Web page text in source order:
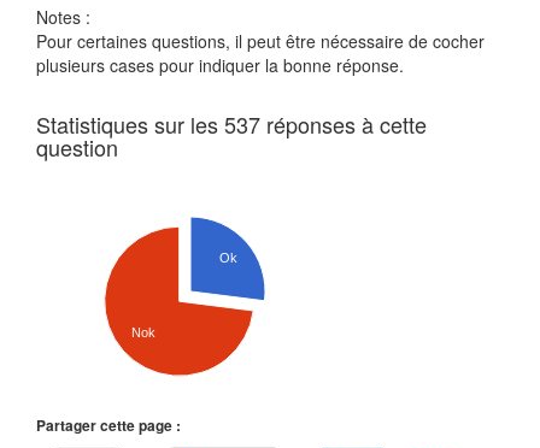
Notes :
Pour certaines questions, il peut être nécessaire de cocher
plusieurs cases pour indiquer la bonne réponse.
Statistiques sur les 537 réponses à cette
question
Ok
Nok
Partager cette page :